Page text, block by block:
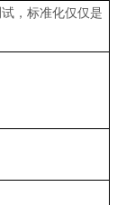
，标准化仅仅是